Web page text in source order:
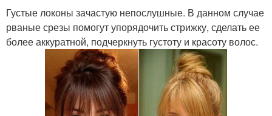
Густые локоны зачастую непослушные. В данном случае
рваные срезы помогут упорядочить стрижку, сделать ее
более аккуратной, подчеркнуть густоту и красоту волос.